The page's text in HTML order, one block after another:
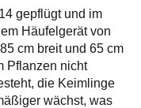
gepflügt und im
Häufelgerät von
cm breit und 65 cm
Pflanzen nicht
die Keimlinge
wächst, was